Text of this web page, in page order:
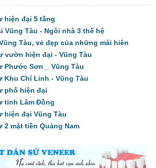
hiện đại 5 tầng
Vũng Tàu - Ngôi nhà 3 thế hệ
Tàu, vẻ đẹp của những mái hiên
vườn hiện đại - Vũng Tàu
Phước Sơn _ Vũng Tàu
Khu Chí Linh - Vũng Tàu
phố hiện đại
tỉnh Lâm Đồng
hiện đại Vũng Tàu
2 mặt tiền Quảng Nam